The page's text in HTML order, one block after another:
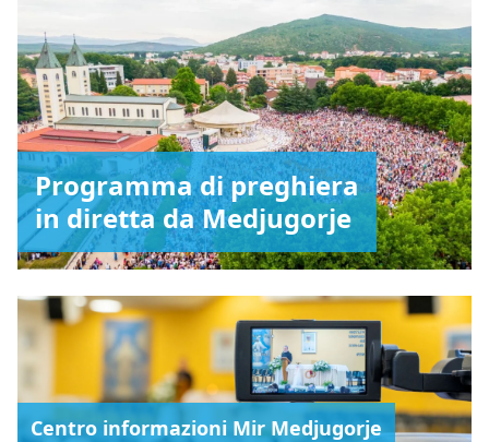
Programma di preghiera
in diretta da Medjugorje
Centro informazioni Mir Medjugorje